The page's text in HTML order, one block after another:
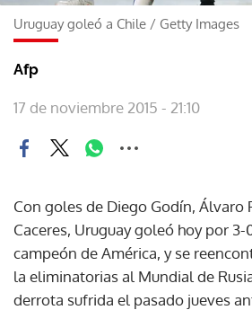
Uruguay goleó a Chile / Getty Images
Afp
17 de noviembre 2015 - 21:10
Con goles de Diego Godín, Álvaro
Caceres, Uruguay goleó hoy por 3-
campeón de América, y se
la eliminatorias al Mundial de
derrota sufrida el pasado jueves